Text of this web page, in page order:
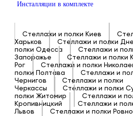
Инсталляции в комплекте
Стеллажи и полки Киев
Харьков
Стеллажи и полки
полки Одесса
Стеллажи и
Запорожье
Стеллажи и полки
Рог
Стеллажи и полки
полки Полтава
Стеллажи и
Чернигов
Стеллажи и полки
Черкассы
Стеллажи и полки
полки Житомир
Стеллажи и
Кропивницкий
Стеллажи и
Львов
Стеллажи и полки Ровно